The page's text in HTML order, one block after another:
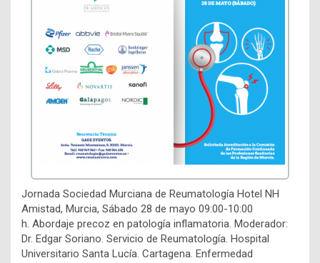
Jornada Sociedad Murciana de Reumatología Hotel NH
Amistad, Murcia, Sábado 28 de mayo 09:00-10:00
h. Abordaje precoz en patología inflamatoria. Moderador:
Dr. Edgar Soriano. Servicio de Reumatología. Hospital
Universitario Santa Lucía. Cartagena. Enfermedad